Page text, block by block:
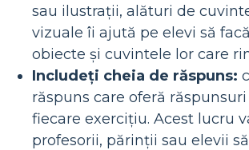
sau ilustrații, alături de
vizuale îi ajută pe elevi să
obiecte și cuvintele lor care
Includeți cheia de răspuns:
răspuns care oferă
fiecare exercițiu. Acest lucru
profesorii, părinții sau elevii